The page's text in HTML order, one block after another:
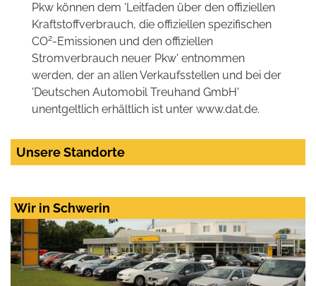
Pkw können dem 'Leitfaden über den offiziellen
Kraftstoffverbrauch, die offiziellen spezifischen
CO2-Emissionen und den offiziellen
Stromverbrauch neuer Pkw' entnommen
werden, der an allen Verkaufsstellen und bei der
'Deutschen Automobil Treuhand GmbH'
unentgeltlich erhältlich ist unter www.dat.de.
Unsere Standorte
Wir in Schwerin